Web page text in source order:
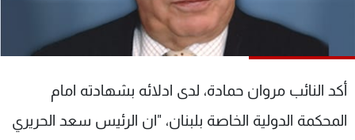
أكد النائب مروان حمادة، لدى ادلائه بشهادته امام
المحكمة الدولية الخاصة بلبنان، "ان الرئيس سعد الحريري
شاهد البرامج
الترددات
عن MTV
لاعلاناتكم
وظائف
شروط الإسـتخدام